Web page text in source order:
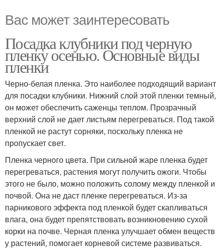
Вас может заинтересовать
Посадка клубники под черную
пленку осенью. Основные виды
пленки
Черно-белая пленка. Это наиболее подходящий вариант
для посадки клубники. Нижний слой этой пленки темный,
он может обеспечить саженцы теплом. Прозрачный
верхний слой не дает листьям перегреваться. Под такой
пленкой не растут сорняки, поскольку пленка не
пропускает свет.
Пленка черного цвета. При сильной жаре пленка будет
перегреваться, растения могут получить ожоги. Чтобы
этого не было, можно положить солому между пленкой и
почвой. Она не даст пленке перегреваться. Из-за
парникового эффекта под пленкой будет скапливаться
влага, она будет препятствовать возникновению сухой
корки на почве. Черная пленка улучшает обмен веществ
у растений, помогает корневой системе развиваться.